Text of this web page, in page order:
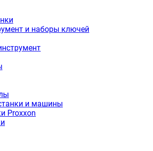
и наборы ключей
и машины
Proxxon